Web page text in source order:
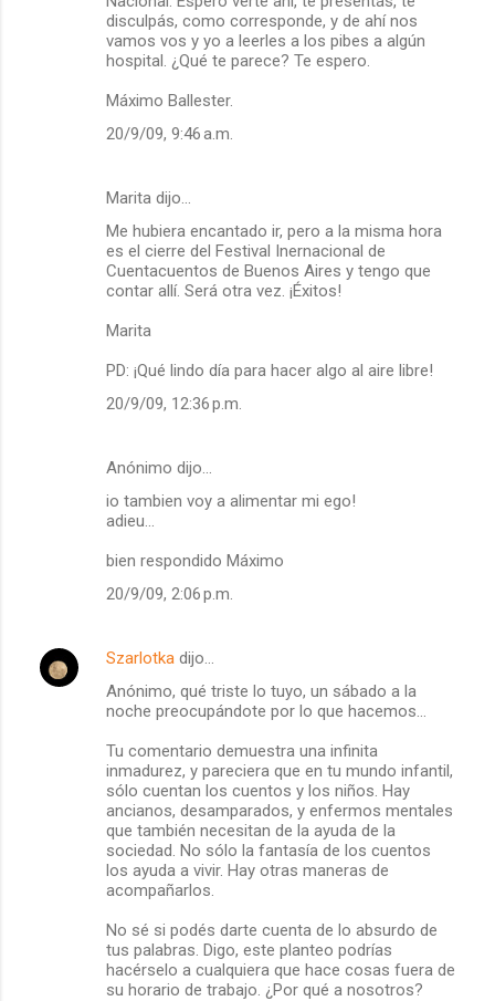
disculpás, como corresponde, y de ahí nos
vamos vos y yo a leerles a los pibes a algún
hospital. ¿Qué te parece? Te espero.
Máximo Ballester.
20/9/09, 9:46 a.m.
Marita dijo…
Me hubiera encantado ir, pero a la misma hora
es el cierre del Festival Inernacional de
Cuentacuentos de Buenos Aires y tengo que
contar allí. Será otra vez. ¡Éxitos!
Marita
PD: ¡Qué lindo día para hacer algo al aire libre!
20/9/09, 12:36 p.m.
Anónimo dijo…
io tambien voy a alimentar mi ego!
adieu...
bien respondido Máximo
20/9/09, 2:06 p.m.
Szarlotka dijo…
Anónimo, qué triste lo tuyo, un sábado a la
noche preocupándote por lo que hacemos...
Tu comentario demuestra una infinita
inmadurez, y pareciera que en tu mundo infantil,
sólo cuentan los cuentos y los niños. Hay
ancianos, desamparados, y enfermos mentales
que también necesitan de la ayuda de la
sociedad. No sólo la fantasía de los cuentos
los ayuda a vivir. Hay otras maneras de
acompañarlos.
No sé si podés darte cuenta de lo absurdo de
tus palabras. Digo, este planteo podrías
hacérselo a cualquiera que hace cosas fuera de
su horario de trabajo. ¿Por qué a nosotros?